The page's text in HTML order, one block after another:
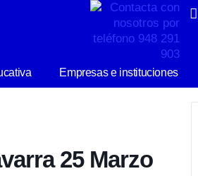
F
a
Empresas e instituciones
25 Marzo